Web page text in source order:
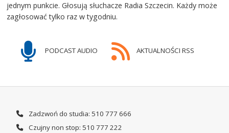
jednym punkcie. Głosują słuchacze Radia Szczecin. Każdy może
zagłosować tylko raz w tygodniu.
PODCAST AUDIO AKTUALNOŚCI RSS
Zadzwoń do studia: 510 777 666
Czujny non stop: 510 777 222